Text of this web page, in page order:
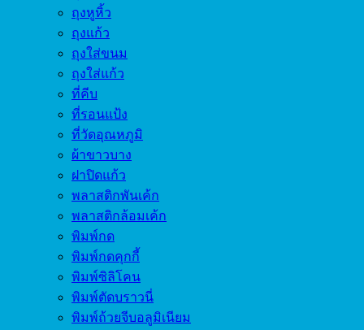
ถุงหูหิ้ว
ถุงแก้ว
ถุงใส่ขนม
ถุงใส่แก้ว
ที่คีบ
ที่รอนแป้ง
ที่วัดอุณหภูมิ
ผ้าขาวบาง
ฝาปิดแก้ว
พลาสติกพันเค้ก
พลาสติกล้อมเค้ก
พิมพ์กด
พิมพ์กดคุกกี้
พิมพ์ซิลิโคน
พิมพ์ตัดบราวนี่
พิมพ์ถ้วยจีบอลูมิเนียม